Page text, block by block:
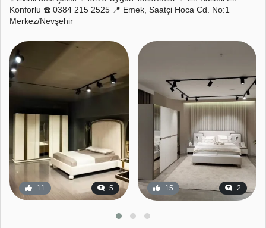
Konforlu ☎️ 0384 215 2525 📍 Emek, Saatçi Hoca Cd. No:1
Merkez/Nevşehir
11 5 15 2